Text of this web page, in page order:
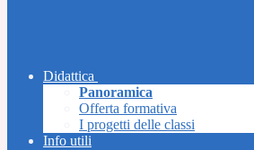
Didattica
Panoramica
Offerta formativa
I progetti delle classi
Info utili